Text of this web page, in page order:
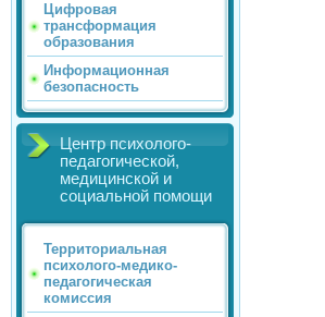
Цифровая
трансформация
образования
Информационная
безопасность
Центр психолого-
педагогической,
медицинской и
социальной помощи
Территориальная
психолого-медико-
педагогическая
комиссия